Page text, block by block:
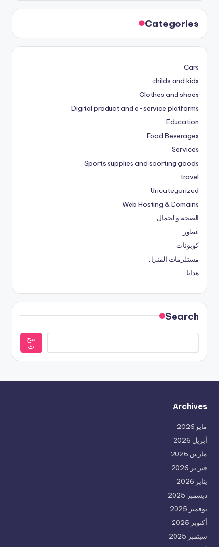
Categories
Cars
childs and kids
Clothes and shoes
Digital product and e-service platforms
Education
Food Beverages
Services
Sports supplies and sporting goods
travel
Uncategorized
Web Hosting & Domains
الصحة والجمال
عطور
كوبونات
مستلزمات المنزل
هدايا
Search
يبح
ث
Archives
مايو 2026
أبريل 2026
مارس 2026
فبراير 2026
يناير 2026
ديسمبر 2025
نوفمبر 2025
أكتوبر 2025
سبتمبر 2025